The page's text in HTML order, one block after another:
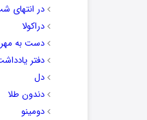
در انتهای
دراکولا
دست به
دفتر
دل
دندون طلا
دومینو